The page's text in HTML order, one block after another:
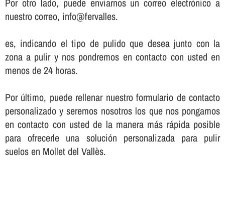
nuestro correo, info@fervalles.
es, indicando el tipo de pulido que desea junto con la
zona a pulir y nos pondremos en contacto con usted en
menos de 24 horas.
Por último, puede rellenar nuestro formulario de contacto
personalizado y seremos nosotros los que nos pongamos
en contacto con usted de la manera más rápida posible
para ofrecerle una solución personalizada para pulir
suelos en Mollet del Vallès.